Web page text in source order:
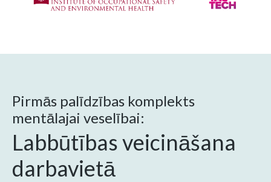
Pirmās palīdzības komplekts
mentālajai veselībai:
Labbūtības veicināšana
darbavietā